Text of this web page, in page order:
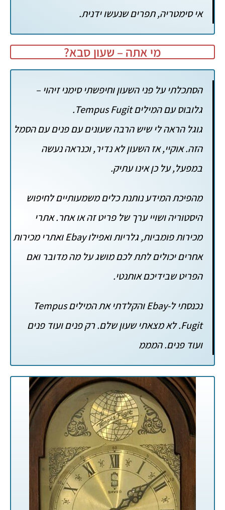
אי סימטריה, תפרים שנעשו ידנית.
מי אתה – שעון סבא?
הסתכלתי על פני השעון וחיפשתי סימני זיהוי –
גלובוס עם המילים Tempus Fugit.
גוגל הראה לי שיש הרבה שעונים עם פנים עם הסמל
הזה. אוקיי, אז השעון לא נדיר, וכנראה נעשה
במפעל, על כן אינו עתיק.
מהפיכת המידע נותנת כלים משמעותיים לחיפוש
היסטוריה ושויי ערך של פריט זה או אחר. אתרי
מכירות פומביות, גלריות ואפילו Ebay ואתרי מכירות
אחרים יכולים לתת לכם מושג על מה מדובר ואם
הפריט שבידיכם אותנטי.
נכנסתי ל-Ebay והקלדתי את המילים Tempus
Fugit. לא מצאתי שעון שלם. רק פנים ועוד פנים
ועוד פנים. המממ